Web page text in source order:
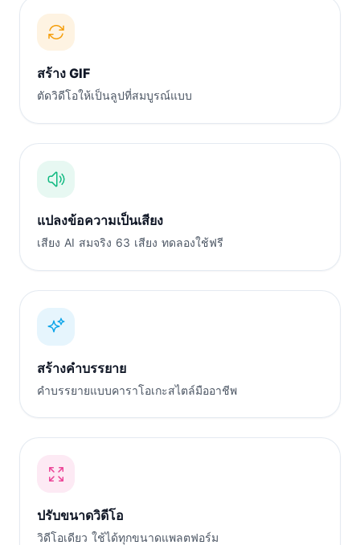
สร้าง GIF
ตัดวิดีโอให้เป็นลูปที่สมบูรณ์แบบ
แปลงข้อความเป็นเสียง
เสียง AI สมจริง 63 เสียง ทดลองใช้ฟรี
สร้างคำบรรยาย
คำบรรยายแบบคาราโอเกะสไตล์มืออาชีพ
ปรับขนาดวิดีโอ
วิดีโอเดียว ใช้ได้ทุกขนาดแพลตฟอร์ม